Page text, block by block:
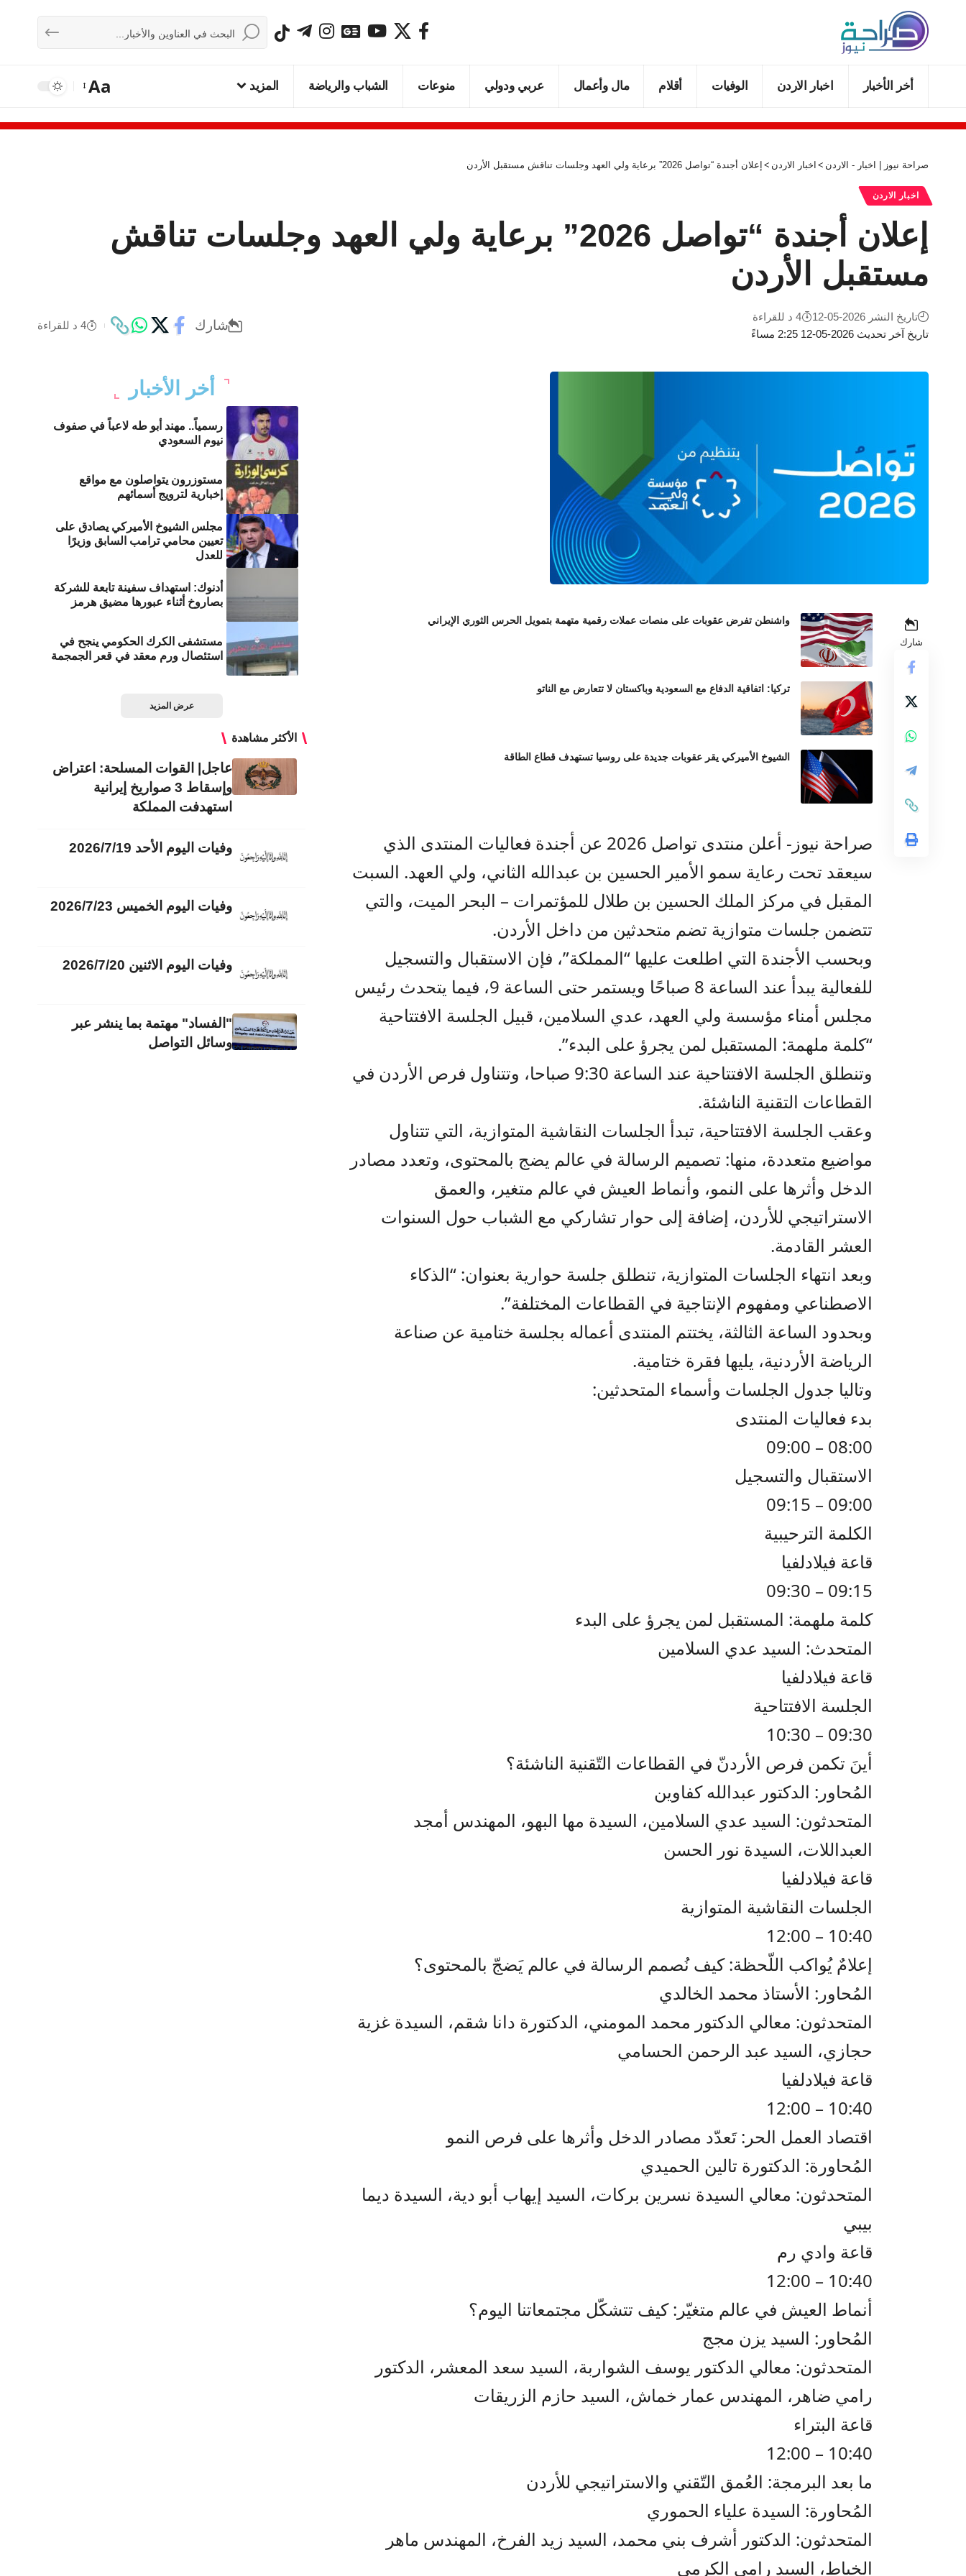
أخر الأخبار اخبار الاردن الوفيات أقلام مال وأعمال عربي ودولي منوعات الشباب والرياضة المزيد Aa
صراحة نيوز | اخبار - الاردن > اخبار الاردن > إعلان أجندة “تواصل 2026” برعاية ولي العهد وجلسات تناقش مستقبل الأردن
اخبار الاردن
إعلان أجندة “تواصل 2026” برعاية ولي العهد وجلسات تناقش
مستقبل الأردن
تاريخ آخر تحديث 2026-05-12 2:25 مساءً
تاريخ النشر 2026-05-12 4 د للقراءة
شارك 4 د للقراءة
شارك
واشنطن تفرض عقوبات على منصات عملات رقمية متهمة بتمويل الحرس الثوري الإيراني
تركيا: اتفاقية الدفاع مع السعودية وباكستان لا تتعارض مع الناتو
الشيوخ الأميركي يقر عقوبات جديدة على روسيا تستهدف قطاع الطاقة
صراحة نيوز- أعلن منتدى تواصل 2026 عن أجندة فعاليات المنتدى الذي
سيعقد تحت رعاية سمو الأمير الحسين بن عبدالله الثاني، ولي العهد. السبت
المقبل في مركز الملك الحسين بن طلال للمؤتمرات – البحر الميت، والتي
تتضمن جلسات متوازية تضم متحدثين من داخل الأردن.
وبحسب الأجندة التي اطلعت عليها “المملكة”، فإن الاستقبال والتسجيل
للفعالية يبدأ عند الساعة 8 صباحًا ويستمر حتى الساعة 9، فيما يتحدث رئيس
مجلس أمناء مؤسسة ولي العهد، عدي السلامين، قبيل الجلسة الافتتاحية
“كلمة ملهمة: المستقبل لمن يجرؤ على البدء”.
وتنطلق الجلسة الافتتاحية عند الساعة 9:30 صباحا، وتتناول فرص الأردن في
القطاعات التقنية الناشئة.
وعقب الجلسة الافتتاحية، تبدأ الجلسات النقاشية المتوازية، التي تتناول
مواضيع متعددة، منها: تصميم الرسالة في عالم يضج بالمحتوى، وتعدد مصادر
الدخل وأثرها على النمو، وأنماط العيش في عالم متغير، والعمق
الاستراتيجي للأردن، إضافة إلى حوار تشاركي مع الشباب حول السنوات
العشر القادمة.
وبعد انتهاء الجلسات المتوازية، تنطلق جلسة حوارية بعنوان: “الذكاء
الاصطناعي ومفهوم الإنتاجية في القطاعات المختلفة”.
وبحدود الساعة الثالثة، يختتم المنتدى أعماله بجلسة ختامية عن صناعة
الرياضة الأردنية، يليها فقرة ختامية.
وتاليا جدول الجلسات وأسماء المتحدثين:
بدء فعاليات المنتدى
08:00 – 09:00
الاستقبال والتسجيل
09:00 – 09:15
الكلمة الترحيبية
قاعة فيلادلفيا
09:15 – 09:30
كلمة ملهمة: المستقبل لمن يجرؤ على البدء
المتحدث: السيد عدي السلامين
قاعة فيلادلفيا
الجلسة الافتتاحية
09:30 – 10:30
أينَ تكمن فرص الأردنّ في القطاعات التّقنية الناشئة؟
المُحاور: الدكتور عبدالله كفاوين
المتحدثون: السيد عدي السلامين، السيدة مها البهو، المهندس أمجد
العبداللات، السيدة نور الحسن
قاعة فيلادلفيا
الجلسات النقاشية المتوازية
10:40 – 12:00
إعلامٌ يُواكب اللّحظة: كيف نُصمم الرسالة في عالم يَضجّ بالمحتوى؟
المُحاور: الأستاذ محمد الخالدي
المتحدثون: معالي الدكتور محمد المومني، الدكتورة دانا شقم، السيدة غزية
حجازي، السيد عبد الرحمن الحسامي
قاعة فيلادلفيا
10:40 – 12:00
اقتصاد العمل الحر: تَعدّد مصادر الدخل وأثرها على فرص النمو
المُحاورة: الدكتورة تالين الحميدي
المتحدثون: معالي السيدة نسرين بركات، السيد إيهاب أبو دية، السيدة ديما
بيبي
قاعة وادي رم
10:40 – 12:00
أنماط العيش في عالم متغيّر: كيف تتشكّل مجتمعاتنا اليوم؟
المُحاور: السيد يزن مجج
المتحدثون: معالي الدكتور يوسف الشواربة، السيد سعد المعشر، الدكتور
رامي ضاهر، المهندس عمار خماش، السيد حازم الزريقات
قاعة البتراء
10:40 – 12:00
ما بعد البرمجة: العُمق التّقني والاستراتيجي للأردن
المُحاورة: السيدة علياء الحموري
المتحدثون: الدكتور أشرف بني محمد، السيد زيد الفرخ، المهندس ماهر
الخياط، السيد رامي الكرمي
أخر الأخبار
رسمياً.. مهند أبو طه لاعباً في صفوف
نيوم السعودي
مستوزرون يتواصلون مع مواقع
إخبارية لترويج أسمائهم
مجلس الشيوخ الأميركي يصادق على
تعيين محامي ترامب السابق وزيرًا
للعدل
أدنوك: استهداف سفينة تابعة للشركة
بصاروخ أثناء عبورها مضيق هرمز
مستشفى الكرك الحكومي ينجح في
استئصال ورم معقد في قعر الجمجمة
عرض المزيد
الأكثر مشاهدة
عاجل| القوات المسلحة: اعتراض
وإسقاط 3 صواريخ إيرانية
استهدفت المملكة
وفيات اليوم الأحد 2026/7/19
وفيات اليوم الخميس 2026/7/23
وفيات اليوم الاثنين 2026/7/20
"الفساد" مهتمة بما ينشر عبر
وسائل التواصل